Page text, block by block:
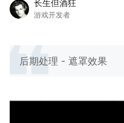
长生但酒狂
游戏开发者
后期处理 - 遮罩效果